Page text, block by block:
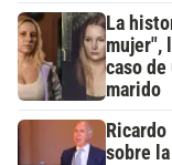
La
mujer",
caso de
marido
sobre